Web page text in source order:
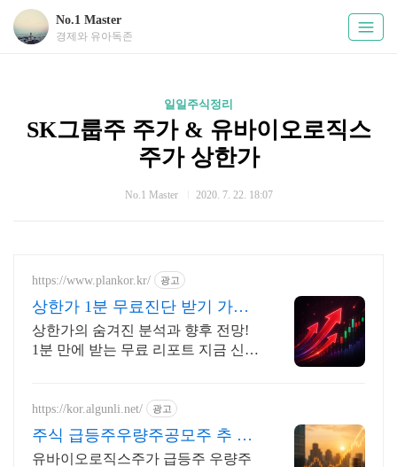
No.1 Master
경제와 유아독존
일일주식정리
SK그룹주 주가 & 유바이오로직스
주가 상한가
No.1 Master 2020. 7. 22. 18:07
https://www.plankor.kr/ 광고
상한가 1분 무료진단 받기 가입
즉시 무료리포트 100%
상한가의 숨겨진 분석과 향후 전망!
1분 만에 받는 무료 리포트 지금 신청
https://kor.algunli.net/ 광고
주식 급등주우량주공모주 추 지
금 안보면 늦어요
유바이오로직스주가 급등주 우량주